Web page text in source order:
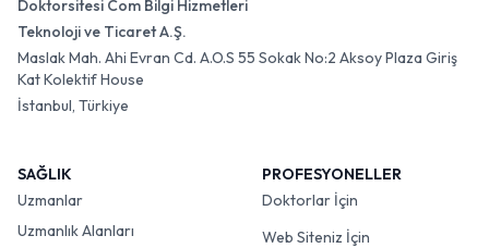
Doktorsitesi Com Bilgi Hizmetleri
Teknoloji ve Ticaret A.Ş.
Maslak Mah. Ahi Evran Cd. A.O.S 55 Sokak No:2 Aksoy Plaza Giriş
Kat Kolektif House
İstanbul, Türkiye
SAĞLIK
Uzmanlar
Uzmanlık Alanları
PROFESYONELLER
Doktorlar İçin
Web Siteniz İçin